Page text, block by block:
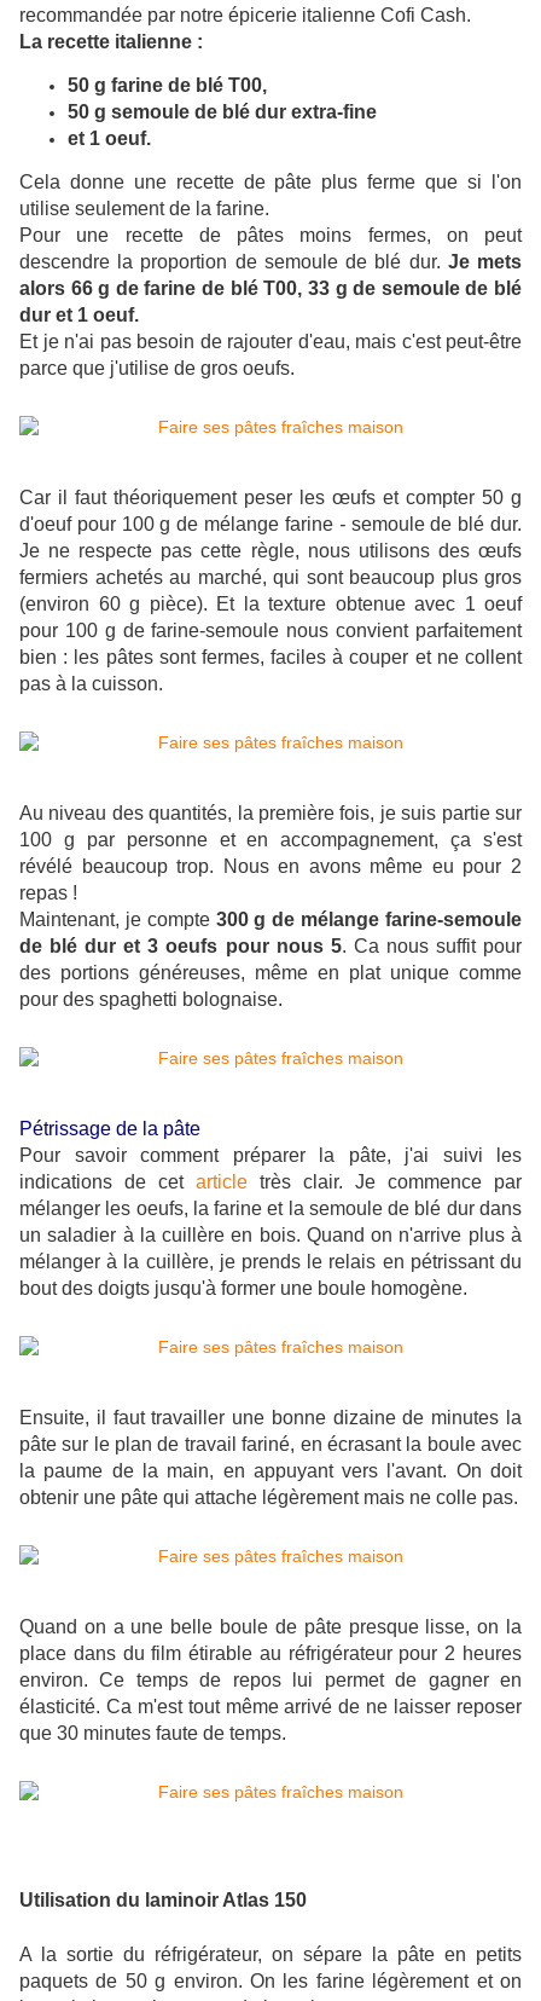
recommandée par notre épicerie italienne Cofi Cash.
La recette italienne :
50 g farine de blé T00,
50 g semoule de blé dur extra-fine
et 1 oeuf.
Cela donne une recette de pâte plus ferme que si l'on
utilise seulement de la farine.
Pour une recette de pâtes moins fermes, on peut
descendre la proportion de semoule de blé dur. Je mets
alors 66 g de farine de blé T00, 33 g de semoule de blé
dur et 1 oeuf.
Et je n'ai pas besoin de rajouter d'eau, mais c'est peut-être
parce que j'utilise de gros oeufs.
Car il faut théoriquement peser les œufs et compter 50 g
d'oeuf pour 100 g de mélange farine-semoule de blé dur.
Je ne respecte pas cette règle, nous utilisons des œufs
fermiers achetés au marché, qui sont beaucoup plus gros
(environ 60 g pièce). Et la texture obtenue avec 1 oeuf
pour 100 g de farine-semoule nous convient parfaitement
bien : les pâtes sont fermes, faciles à couper et ne collent
pas à la cuisson.
Au niveau des quantités, la première fois, je suis partie sur
100 g par personne et en accompagnement, ça s'est
révélé beaucoup trop. Nous en avons même eu pour 2
repas !
Maintenant, je compte 300 g de mélange farine-semoule
de blé dur et 3 oeufs pour nous 5. Ca nous suffit pour
des portions généreuses, même en plat unique comme
pour des spaghetti bolognaise.
Pétrissage de la pâte
Pour savoir comment préparer la pâte, j'ai suivi les
indications de cet article très clair. Je commence par
mélanger les oeufs, la farine et la semoule de blé dur dans
un saladier à la cuillère en bois. Quand on n'arrive plus à
mélanger à la cuillère, je prends le relais en pétrissant du
bout des doigts jusqu'à former une boule homogène.
Ensuite, il faut travailler une bonne dizaine de minutes la
pâte sur le plan de travail fariné, en écrasant la boule avec
la paume de la main, en appuyant vers l'avant. On doit
obtenir une pâte qui attache légèrement mais ne colle pas.
Quand on a une belle boule de pâte presque lisse, on la
place dans du film étirable au réfrigérateur pour 2 heures
environ. Ce temps de repos lui permet de gagner en
élasticité. Ca m'est tout même arrivé de ne laisser reposer
que 30 minutes faute de temps.
Utilisation du laminoir Atlas 150
A la sortie du réfrigérateur, on sépare la pâte en petits
paquets de 50 g environ. On les farine légèrement et on